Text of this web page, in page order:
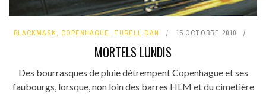
BLACKMASK, COPENHAGUE, TURELL DAN 15 OCTOBRE 2010
MORTELS LUNDIS
Des bourrasques de pluie détrempent Copenhague et ses
faubourgs, lorsque, non loin des barres HLM et du cimetière